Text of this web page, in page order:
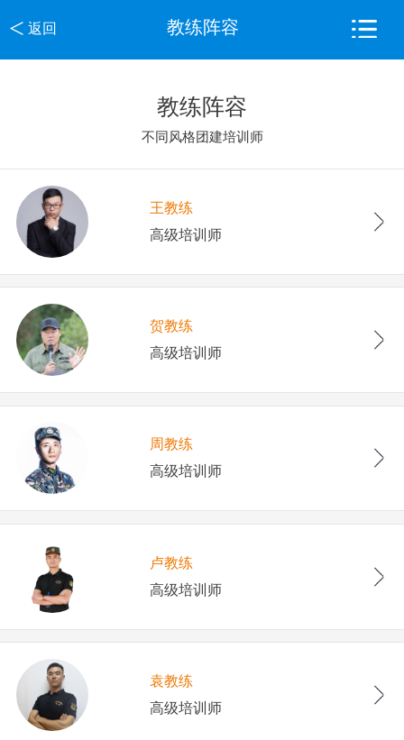
< 返回 教练阵容
教练阵容
不同风格团建培训师
王教练
高级培训师
贺教练
高级培训师
周教练
高级培训师
卢教练
高级培训师
袁教练
高级培训师